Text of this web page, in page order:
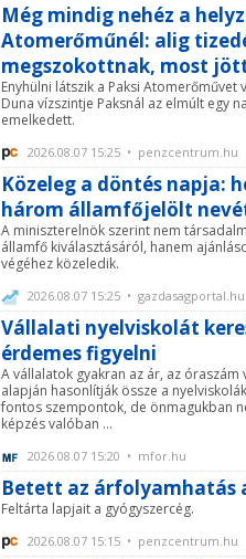
Még mindig nehéz a
Atomerőműnél: alig
megszokottnak, most
Enyhülni látszik a Paksi Atomerőművet
Duna vízszintje Paksnál az elmúlt egy
emelkedett.
2026.08.07 15:25 • penzcentrum.hu
Közeleg a döntés napja:
három államfőjelölt
A miniszterelnök szerint nem
államfő kiválasztásáról, hanem
végéhez közeledik.
2026.08.07 15:25 • gazdasagportal.hu
Vállalati nyelviskolát
érdemes figyelni
A vállalatok gyakran az ár, az óraszám
alapján hasonlítják össze a
fontos szempontok, de önmagukban
képzés valóban ...
2026.08.07 15:20 • mfor.hu
Betett az árfolyamhatás
Feltárta lapjait a gyógyszercég.
2026.08.07 15:15 • penzcentrum.hu